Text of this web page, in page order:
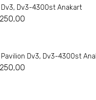
Dv3, Dv3-4300st Anakart
Pavilion Dv3, Dv3-4300st